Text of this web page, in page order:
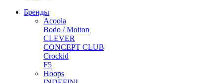
Бренды
Acoola
Bodo / Moiton
CLEVER
CONCEPT CLUB
Crockid
F5
Hoops